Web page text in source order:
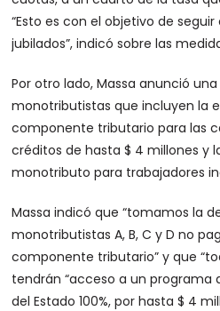
“Esto es con el objetivo de
jubilados”, indicó sobre las
Por otro lado, Massa anunció
monotributistas que incluyen la
componente tributario para las
créditos de hasta $ 4 millones y
monotributo para trabajadores
Massa indicó que “tomamos la
monotributistas A, B, C y D no
componente tributario” y que
tendrán “acceso a un programa
del Estado 100%, por hasta $ 4